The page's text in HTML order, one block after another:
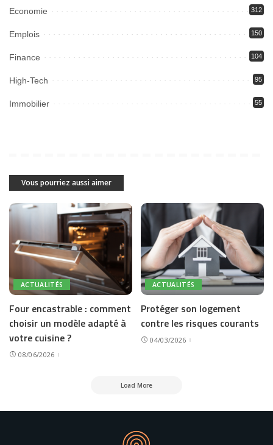
Economie 312
Emplois 150
Finance 104
High-Tech 95
Immobilier 55
Vous pourriez aussi aimer
ACTUALITÉS
Four encastrable : comment
choisir un modèle adapté à
votre cuisine ?
08/06/2026
ACTUALITÉS
Protéger son logement
contre les risques courants
04/03/2026
Load More